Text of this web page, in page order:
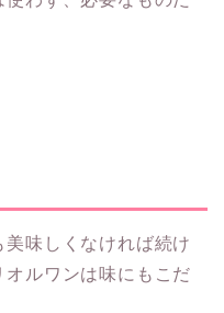
味しくなければ続け
ルワンは味にもこだ